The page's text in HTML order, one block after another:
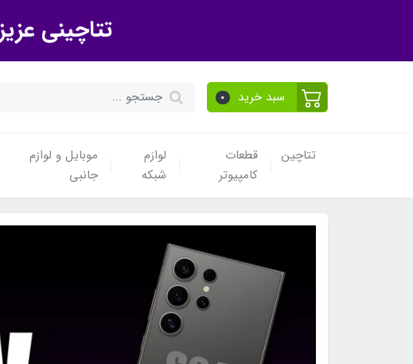
تتاچینی
سبد خرید 0
تتاچین
قطعات
کامپیوتر
لوازم
شبکه
موبایل و لوازم
جانبی